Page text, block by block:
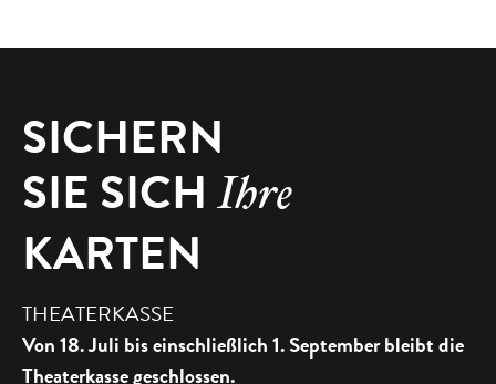
SICHERN
SIE SICH Ihre
KARTEN
THEATERKASSE
Von 18. Juli bis einschließlich 1. September bleibt die
Theaterkasse geschlossen.